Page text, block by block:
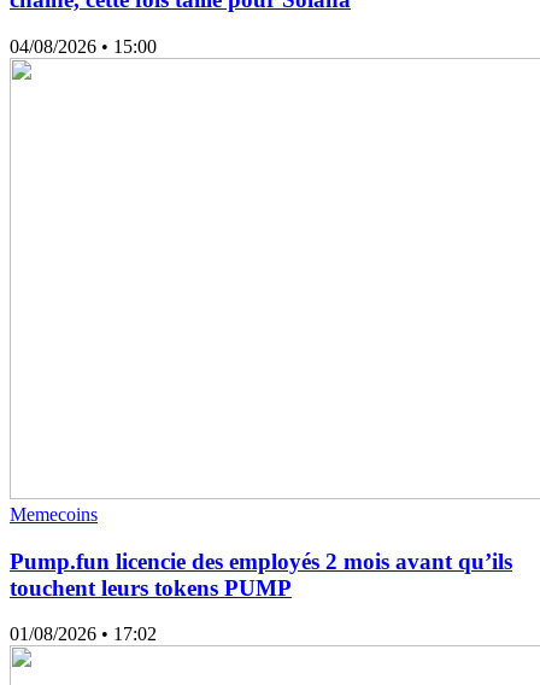
04/08/2026 • 15:00
Memecoins
Pump.fun licencie des employés 2 mois avant qu’ils
touchent leurs tokens PUMP
01/08/2026 • 17:02